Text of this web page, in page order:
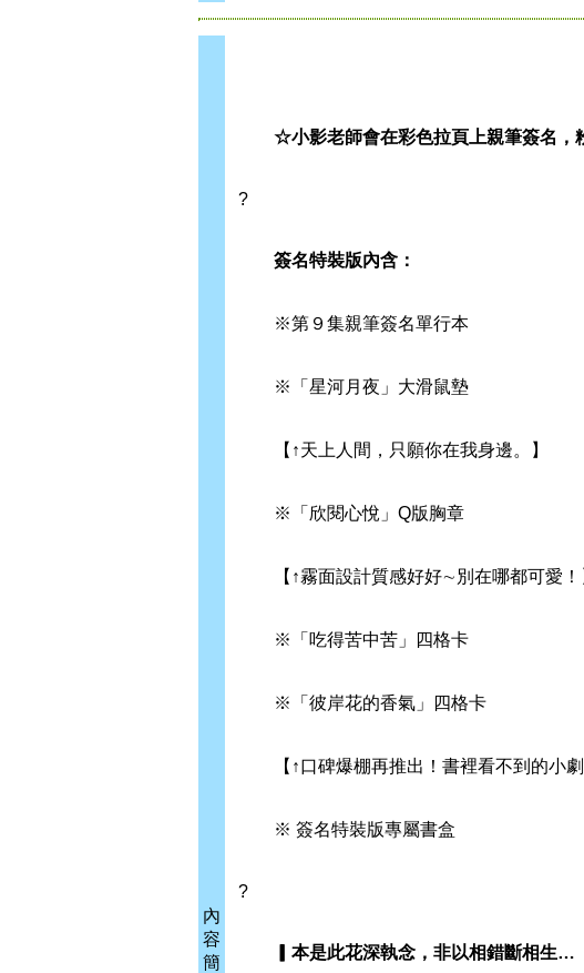
內
容
簡
☆小影老師會在彩色拉頁上親筆簽名，粉
?
簽名特裝版內含：
※第９集親筆簽名單行本
※「星河月夜」大滑鼠墊
【↑天上人間，只願你在我身邊。】
※「欣閱心悅」Q版胸章
【↑霧面設計質感好好∼別在哪都可愛！
※「吃得苦中苦」四格卡
※「彼岸花的香氣」四格卡
【↑口碑爆棚再推出！書裡看不到的小劇
※ 簽名特裝版專屬書盒
?
▎本是此花深執念，非以相錯斷相生…